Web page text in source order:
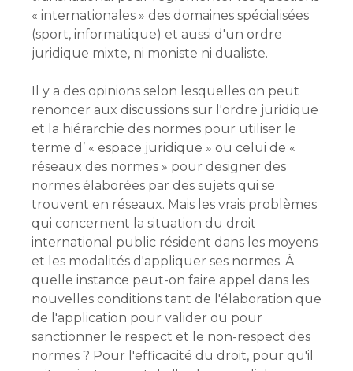
« internationales » des domaines spécialisées
(sport, informatique) et aussi d'un ordre
juridique mixte, ni moniste ni dualiste.
Il y a des opinions selon lesquelles on peut
renoncer aux discussions sur l'ordre juridique
et la hiérarchie des normes pour utiliser le
terme d’ « espace juridique » ou celui de «
réseaux des normes » pour designer des
normes élaborées par des sujets qui se
trouvent en réseaux. Mais les vrais problèmes
qui concernent la situation du droit
international public résident dans les moyens
et les modalités d'appliquer ses normes. À
quelle instance peut-on faire appel dans les
nouvelles conditions tant de l'élaboration que
de l'application pour valider ou pour
sanctionner le respect et le non-respect des
normes ? Pour l'efficacité du droit, pour qu'il